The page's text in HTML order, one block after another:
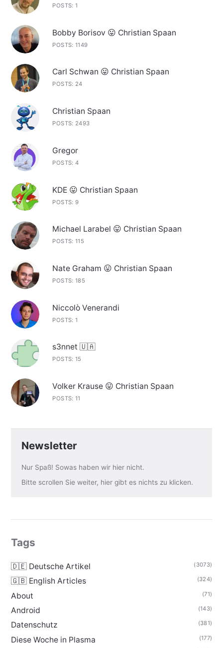
POSTS: 1
Bobby Borisov 😛 Christian Spaan
POSTS: 1149
Carl Schwan 😛 Christian Spaan
POSTS: 24
Christian Spaan
POSTS: 2493
Gregor
POSTS: 4
KDE 😛 Christian Spaan
POSTS: 9
Michael Larabel 😛 Christian Spaan
POSTS: 115
Nate Graham 😛 Christian Spaan
POSTS: 185
Niccolò Venerandi
POSTS: 1
s3nnet 🇺🇦
POSTS: 15
Volker Krause 😛 Christian Spaan
POSTS: 11
Newsletter
Nur Spaß! Sowas haben wir hier nicht.
Bitte scrollen Sie weiter, hier gibt es nichts zu klicken.
Tags
🇩🇪 Deutsche Artikel (3073)
🇬🇧 English Articles (324)
About (71)
Android (143)
Datenschutz (381)
Diese Woche in Plasma (177)